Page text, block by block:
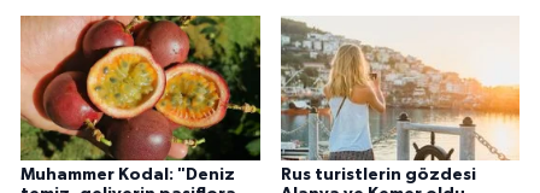
Muhammer Kodal: "Deniz
Rus turistlerin gözdesi